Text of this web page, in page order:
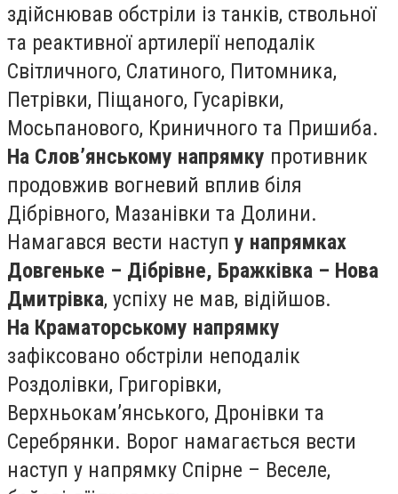
здійснював обстріли із танків, ствольної
та реактивної артилерії неподалік
Світличного, Слатиного, Питомника,
Петрівки, Піщаного, Гусарівки,
Мосьпанового, Криничного та Пришиба.
На Слов’янському напрямку противник
продовжив вогневий вплив біля
Дібрівного, Мазанівки та Долини.
Намагався вести наступ у напрямках
Довгеньке – Дібрівне, Бражківка – Нова
Дмитрівка, успіху не мав, відійшов.
На Краматорському напрямку
зафіксовано обстріли неподалік
Роздолівки, Григорівки,
Верхньокам’янського, Дронівки та
Серебрянки. Ворог намагається вести
наступ у напрямку Спірне – Веселе,